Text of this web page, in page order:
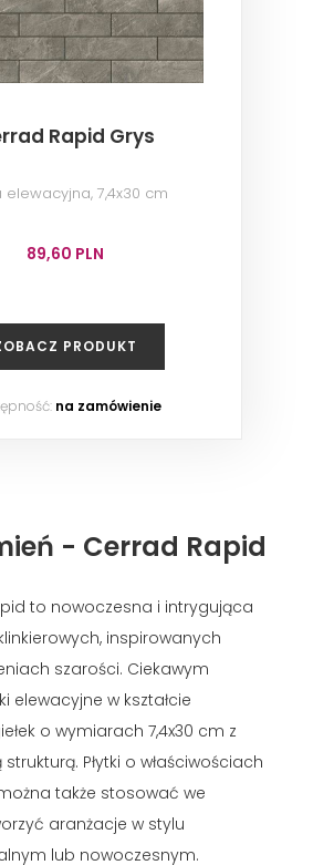
Rapid Grys
elewacyjna, 7,4x30 cm
89,60 PLN
PRODUKT
na zamówienie
- Cerrad Rapid
to nowoczesna i intrygująca
inspirowanych
szarości. Ciekawym
elewacyjne w kształcie
o wymiarach 7,4x30 cm z
Płytki o właściwościach
także stosować we
aranżacje w stylu
lub nowoczesnym.